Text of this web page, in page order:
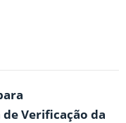
Verificação da